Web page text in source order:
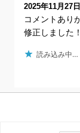
2025年11月27
コメントあり
修正しました！
読み込み中…